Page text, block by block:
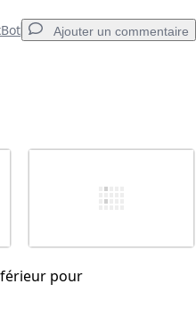
Ajouter un commentaire
Publier un commentaire
pour